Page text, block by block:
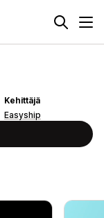
Kehittäjä
Easyship